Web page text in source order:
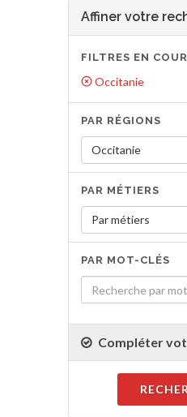
Affiner votre
FILTRES EN
Occitanie
PAR RÉGIONS
Occitanie
PAR MÉTIERS
Par métiers
PAR MOT-CLÉS
Compléter